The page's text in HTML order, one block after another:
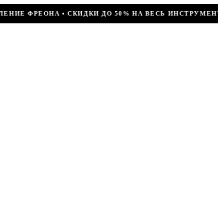
НА ВЕСЬ ИНСТРУМЕНТ • КОМПРЕССОР JIAXIPERA